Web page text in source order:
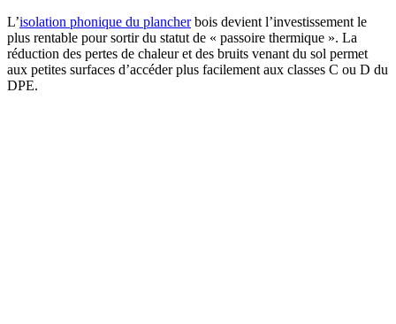
L’isolation phonique du plancherbois devient l’investissement le
plus rentable pour sortir du statut de « passoire thermique ». La
réduction des pertes de chaleur et des bruits venant du sol permet
aux petites surfaces d’accéder plus facilement aux classes C ou D du
DPE.